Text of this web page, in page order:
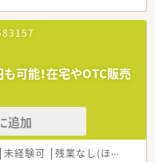
門前・医療モール・CL門前）
もです。
与があがる仕組みになっ
来ます。
み方を遠隔指導する「オン
地内薬局」の推進、女性客の
。
ィングカンパニーとして成
います！
可能！在宅やOTC販売
追加
未経験可 残業なし(ほぼなし含む)